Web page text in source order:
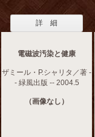
詳 細
電磁波汚染と健康
ザミール・P.シャリタ／著 -
- 緑風出版 -- 2004.5
（画像なし）